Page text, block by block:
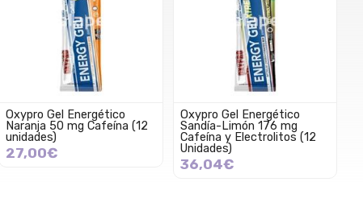
Oxypro Gel Energético
Naranja 50 mg Cafeína (12
unidades)
27,00€
Oxypro Gel Energético
Sandía-Limón 176 mg
Cafeína y Electrolitos (12
Unidades)
36,04€